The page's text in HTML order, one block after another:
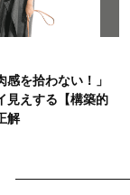
感を拾わない！」
見えする【構築的
解